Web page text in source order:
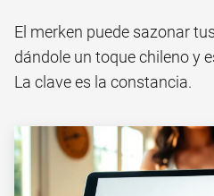
El merken puede sazonar
dándole un toque chileno y
La clave es la constancia.